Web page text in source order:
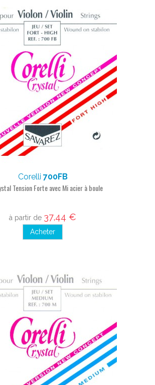
Corelli 700FB
Tension Forte avec Mi acier à boule
à partir de 37,44 €
Acheter